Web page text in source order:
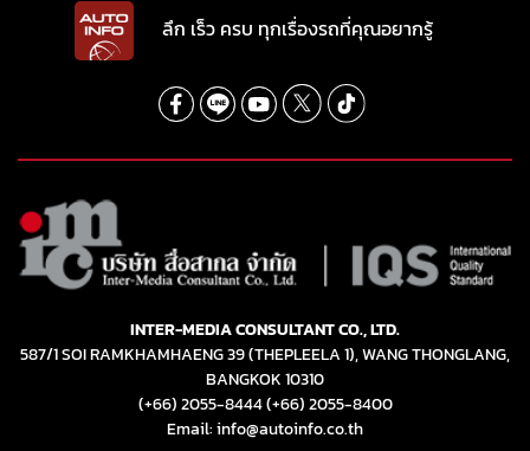
ลึก เร็ว ครบ ทุกเรื่องรถที่คุณอยากรู้
INTER-MEDIA CONSULTANT CO., LTD.
587/1 SOI RAMKHAMHAENG 39 (THEPLEELA 1), WANG THONGLANG,
BANGKOK 10310
(+66) 2055-8444(+66) 2055-8400
Email: info@autoinfo.co.th